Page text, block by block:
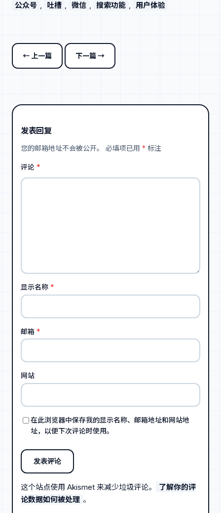
公众号 , 吐槽 , 微信 , 搜索功能 , 用户体验
← 上一篇 下一篇 →
发表回复
您的邮箱地址不会被公开。 必填项已用 * 标注
评论 *
显示名称 *
邮箱 *
网站
在此浏览器中保存我的显示名称、邮箱地址和网站地
址，以便下次评论时使用。
这个站点使用 Akismet 来减少垃圾评论。
了解你的评
论数据如何被处理 。